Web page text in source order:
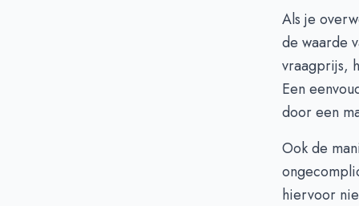
December
Januari
Februari
€
Maart
€
April
€
Mei
€
Als je
de waarde
vraagprijs,
Een
door een
Ook de
hiervoor